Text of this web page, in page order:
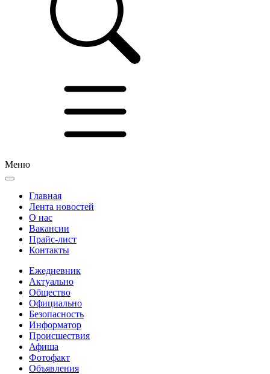
Меню
Главная
Лента новостей
О нас
Вакансии
Прайс-лист
Контакты
Ежедневник
Актуально
Общество
Официально
Безопасность
Информатор
Происшествия
Афиша
Фотофакт
Объявления